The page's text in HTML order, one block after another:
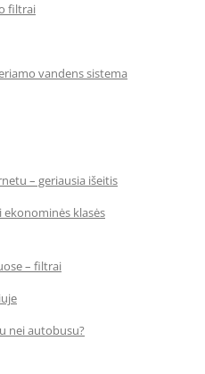
filtrai
vandens sistema
– geriausia išeitis
klasės
– filtrai
nei autobusu?